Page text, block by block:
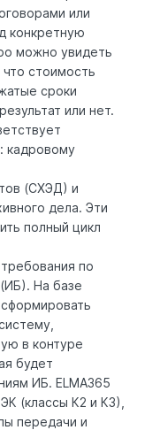
или
конкретную
можно увидеть
стоимость
сроки
или нет.
кадровому
(СХЭД) и
дела. Эти
полный цикл
по
На базе
в контуре
будет
ИБ. ELMA365
(классы К2 и К3),
передачи и